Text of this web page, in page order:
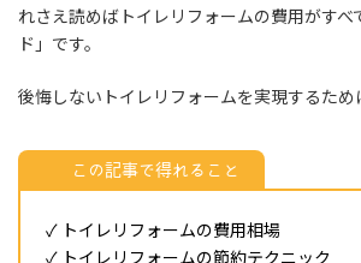
れさえ読めばトイレリフォームの費用がすべ
ド」です。
後悔しないトイレリフォームを実現するため
この記事で得れること
✓ トイレリフォームの費用相場
✓ トイレリフォームの節約テクニック